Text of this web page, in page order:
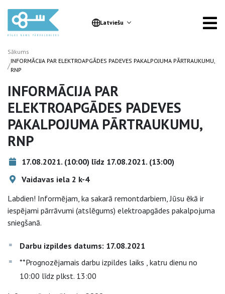
Latviešu
Sākums
/INFORMĀCIJA PAR ELEKTROAPGĀDES PADEVES PAKALPOJUMA PĀRTRAUKUMU,
RNP
INFORMĀCIJA PAR
ELEKTROAPGĀDES PADEVES
PAKALPOJUMA PĀRTRAUKUMU,
RNP
17.08.2021. (10:00) līdz 17.08.2021. (13:00)
Vaidavas iela 2 k-4
Labdien! Informējam, ka sakarā remontdarbiem, Jūsu ēkā ir
iespējami pārrāvumi (atslēgums) elektroapgādes pakalpojuma
sniegšanā.
Darbu izpildes datums: 17.08.2021
**Prognozējamais darbu izpildes laiks , katru dienu no
10:00 līdz plkst. 13:00